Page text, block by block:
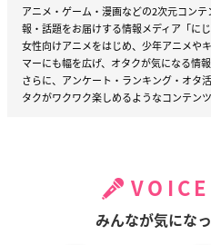
アニメ・ゲーム・漫画などの2次元コン
報・話題をお届けする情報メディア「にじ
女性向けアニメをはじめ、少年アニメや
マーにも幅を広げ、オタクが気になる情
さらに、アンケート・ランキング・オタ
タクがワクワク楽しめるようなコンテン
みんなが気にな